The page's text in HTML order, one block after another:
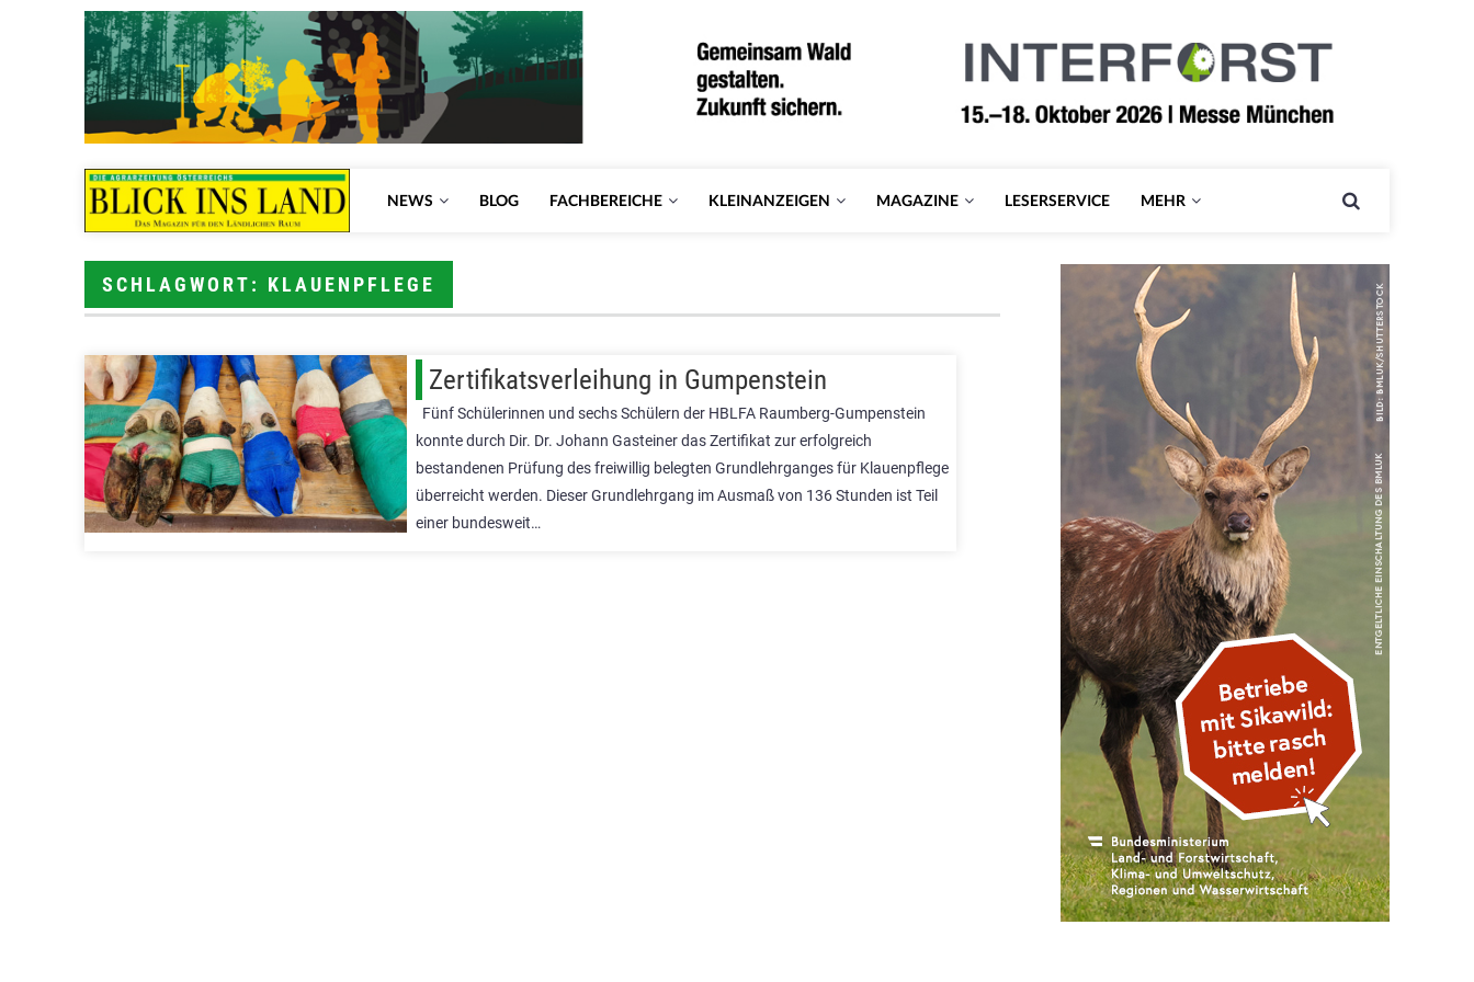
NEWS BLOG FACHBEREICHE KLEINANZEIGEN MAGAZINE LESERSERVICE MEHR
SCHLAGWORT: KLAUENPFLEGE
Zertifikatsverleihung in Gumpenstein
Fünf Schülerinnen und sechs Schülern der HBLFA Raumberg-Gumpenstein
konnte durch Dir. Dr. Johann Gasteiner das Zertifikat zur erfolgreich
bestandenen Prüfung des freiwillig belegten Grundlehrganges für Klauenpflege
überreicht werden. Dieser Grundlehrgang im Ausmaß von 136 Stunden ist Teil
einer bundesweit…